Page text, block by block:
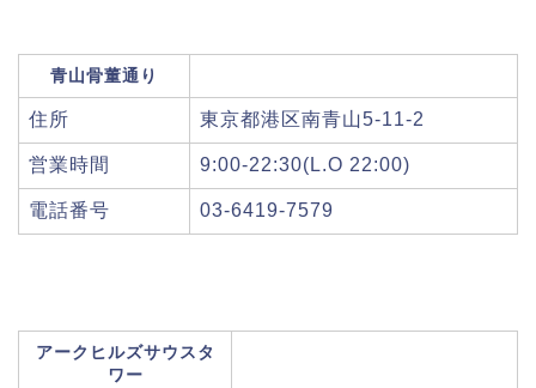
青山骨董通り
住所 東京都港区南青山5-11-2
営業時間 9:00-22:30(L.O 22:00)
電話番号 03-6419-7579
アークヒルズサウスタ
ワー